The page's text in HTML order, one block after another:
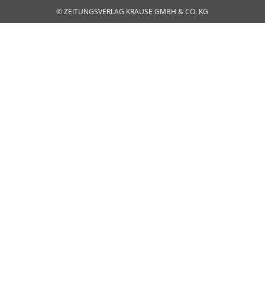
© ZEITUNGSVERLAG KRAUSE GMBH & CO. KG